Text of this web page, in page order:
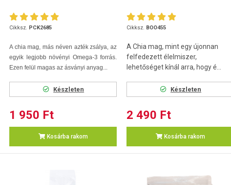
Cikksz. PCK2685
A chia mag, más néven azték zsálya, az
egyik legjobb növényi Omega-3 forrás.
Ezen felül magas az ásványi anyag...
Készleten
1 950 Ft
Kosárba rakom
Cikksz. BOO455
A Chia mag, mint egy újonnan
felfedezett élelmiszer,
lehetőséget kínál arra, hogy é...
Készleten
2 490 Ft
Kosárba rakom